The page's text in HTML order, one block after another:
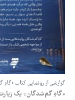
گزارشی از رونمایی کتاب «گاهِ
«گاهِ گم‌شدگان» یک